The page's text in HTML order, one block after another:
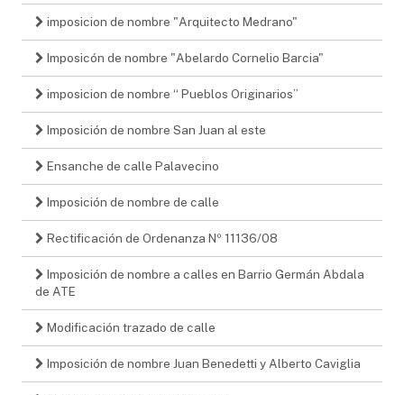
imposicion de nombre "Arquitecto Medrano"
Imposicón de nombre "Abelardo Cornelio Barcia"
imposicion de nombre “ Pueblos Originarios”
Imposición de nombre San Juan al este
Ensanche de calle Palavecino
Imposición de nombre de calle
Rectificación de Ordenanza Nº 11136/08
Imposición de nombre a calles en Barrio Germán Abdala
de ATE
Modificación trazado de calle
Imposición de nombre Juan Benedetti y Alberto Caviglia